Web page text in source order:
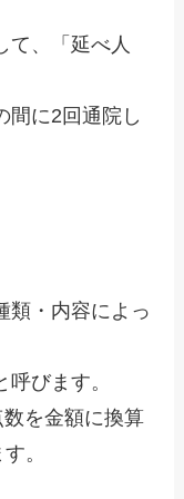
て、「延べ人
間に2回通院し
類・内容によっ
びます。
数を金額に換算
。